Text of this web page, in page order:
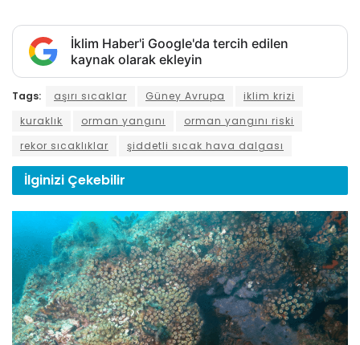
İklim Haber'i Google'da tercih edilen
kaynak olarak ekleyin
Tags: aşırı sıcaklar Güney Avrupa
iklim krizi
kuraklık
orman yangını
orman yangını riski
rekor sıcaklıklar
şiddetli sıcak hava dalgası
İlginizi Çekebilir